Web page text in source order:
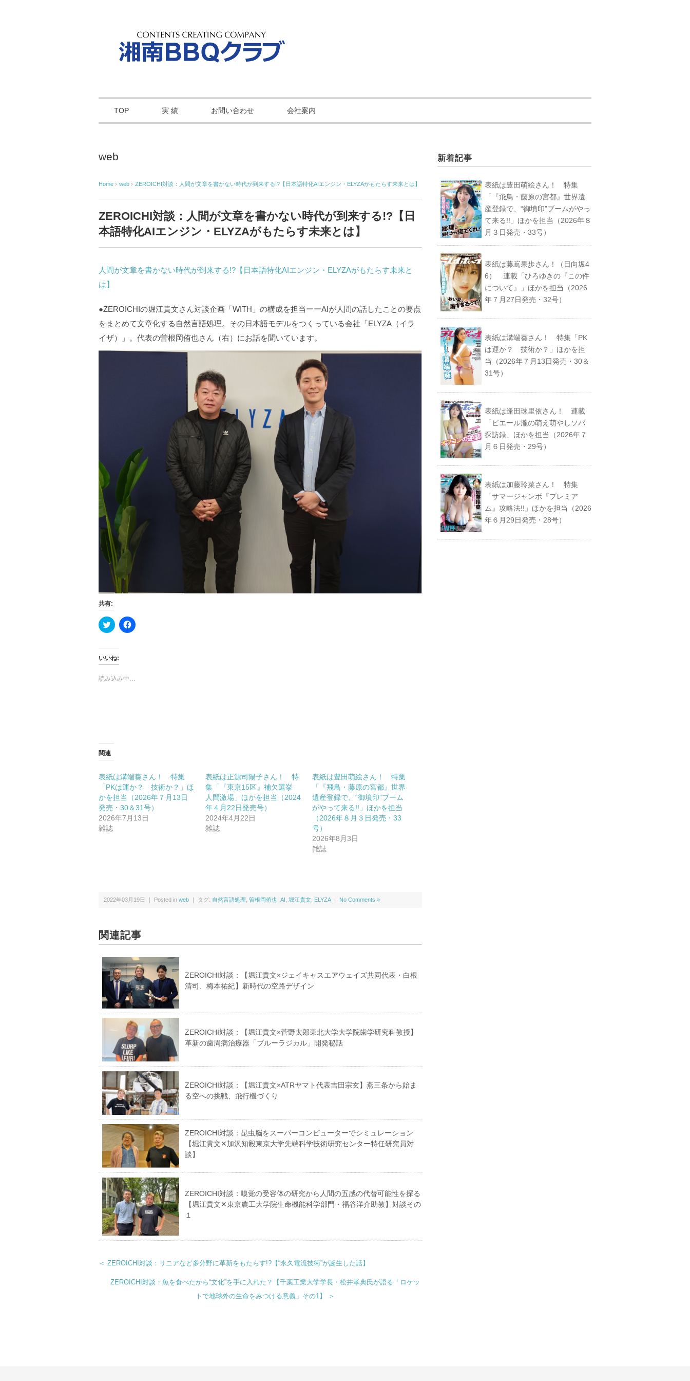
TOP 実 績 お問い合わせ 会社案内
web
Home › web › ZEROICHI対談：人間が文章を書かない時代が到来する!?【日本語特化AIエンジン・ELYZAがもたらす未来とは】
ZEROICHI対談：人間が文章を書かない時代が到来する!?【日
本語特化AIエンジン・ELYZAがもたらす未来とは】
人間が文章を書かない時代が到来する!?【日本語特化AIエンジン・ELYZAがもたらす未来と
は】
●ZEROICHIの堀江貴文さん対談企画「WITH」の構成を担当ーーAIが人間の話したことの要点
をまとめて文章化する自然言語処理。その日本語モデルをつくっている会社「ELYZA（イラ
イザ）」。代表の曽根岡侑也さん（右）にお話を聞いています。
共有:
ク
リ
し
て
T
i
t
い
ン
ウ
で
開
き
ま
す)
F
a
共
さ
い
(新
し
い
ウ
ィ
ン
いいね:
読み込み中…
関連
表紙は溝端葵さん！ 特集
「PKは運か？ 技術か？」ほ
かを担当（2026年７月13日
発売・30＆31号）
2026年7月13日
雑誌
表紙は正源司陽子さん！ 特
集「『東京15区』補欠選挙
人間激場」ほかを担当（2024
年４月22日発売号）
2024年4月22日
雑誌
表紙は豊田萌絵さん！ 特集
「『飛鳥・藤原の宮都』世界
遺産登録で、“御墳印”ブーム
がやって来る!!」ほかを担当
（2026年８月３日発売・33
号）
2026年8月3日
雑誌
2022年03月19日 ｜ Posted in web ｜ タグ: 自然言語処理 曽根岡侑也 AI 堀江貴文 ELYZA｜ No Comments »
関連記事
ZEROICHI対談：【堀江貴文×ジェイキャスエアウェイズ共同代表・白根
清司、梅本祐紀】新時代の空路デザイン
ZEROICHI対談：【堀江貴文×菅野太郎東北大学大学院歯学研究科教授】
革新の歯周病治療器「ブルーラジカル」開発秘話
ZEROICHI対談：【堀江貴文×ATRヤマト代表吉田宗玄】燕三条から始ま
る空への挑戦、飛行機づくり
ZEROICHI対談：昆虫脳をスーパーコンピューターでシミュレーション
【堀江貴文✕加沢知毅東京大学先端科学技術研究センター特任研究員対
談】
ZEROICHI対談：嗅覚の受容体の研究から人間の五感の代替可能性を探る
【堀江貴文✕東京農工大学院生命機能科学部門・福谷洋介助教】対談その
１
＜ ZEROICHI対談：リニアなど多分野に革新をもたらす!?【“永久電流技術”が誕生した話】
ZEROICHI対談：魚を食べたから“文化”を手に入れた？【千葉工業大学学長・松井孝典氏が語る「ロケッ
トで地球外の生命をみつける意義」その1】 ＞
新着記事
表紙は豊田萌絵さん！ 特集
「『飛鳥・藤原の宮都』世界遺
産登録で、“御墳印”ブームがやっ
て来る!!」ほかを担当（2026年８
月３日発売・33号）
表紙は藤嶌果歩さん！（日向坂4
6） 連載「ひろゆきの『この件
について』」ほかを担当（2026
年７月27日発売・32号）
表紙は溝端葵さん！ 特集「PK
は運か？ 技術か？」ほかを担
当（2026年７月13日発売・30＆
31号）
表紙は逢田珠里依さん！ 連載
「ピエール瀧の萌え萌やしソバ
探訪録」ほかを担当（2026年７
月６日発売・29号）
表紙は加藤玲菜さん！ 特集
「サマージャンボ『プレミア
ム』攻略法!!」ほかを担当（2026
年６月29日発売・28号）